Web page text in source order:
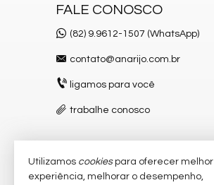
FALE CONOSCO
(82) 9.9612-1507 (WhatsApp)
contato@anarijo.com.br
ligamos para você
trabalhe conosco
VEJA MAIS
Utilizamos cookiespara oferecer melhor
experiência, melhorar o desempenho,